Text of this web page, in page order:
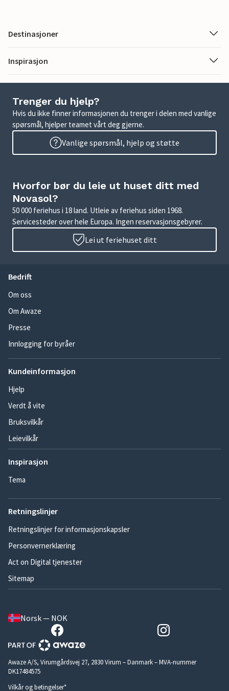
Destinasjoner
Inspirasjon
Trenger du hjelp?
Hvis du ikke finner informasjonen du trenger i delen med vanlige
spørsmål, hjelper teamet vårt deg gjerne.
Vanlige spørsmål, hjelp og støtte
Hvorfor bør du leie ut huset ditt med
Novasol?
50 000 feriehus i 18 land. Utleie av feriehus siden 1968.
Servicesteder over hele Europa. Ingen reservasjonsgebyrer.
Lei ut feriehuset ditt
Bedrift
Om oss
Om Awaze
Presse
Innlogging for byråer
Kundeinformasjon
Hjelp
Verdt å vite
Bruksvilkår
Leievilkår
Inspirasjon
Tema
Retningslinjer
Retningslinjer for informasjonskapsler
Personvernerklæring
Act on Digital tjenester
Sitemap
Norsk — NOK
Awaze A/S, Virumgårdsvej 27, 2830 Virum – Danmark – MVA-nummer
DK17484575
Vilkår og betingelser*